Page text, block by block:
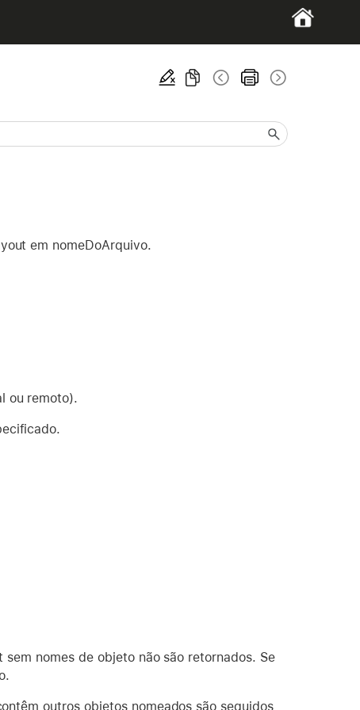
em nomeDoArquivo.
ou remoto).
nomes de objeto não são retornados. Se
outros objetos nomeados são seguidos